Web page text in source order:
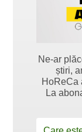
Ne-ar
știri,
HoReCa
La